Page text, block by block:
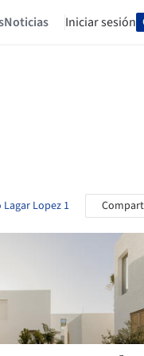
Noticias Iniciar sesión
Lopez 1